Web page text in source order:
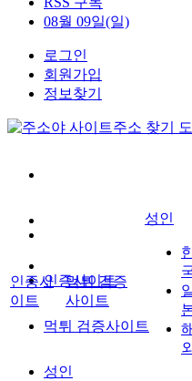
08월 09일(일)
로그인
회원가입
정보찾기
인증사이트
먹튀 검증사이트
성인
인증사
이트
먹튀 검증
사이트
성인
해
외